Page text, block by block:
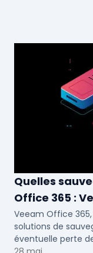
Quelles
Office 365 :
Netapp
Veeam Office
solutions de
éventuelle perte